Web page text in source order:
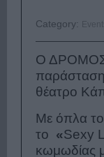
Category:
Ο ΔΡΟΜΟΣ
θέατρο
Με όπλα το
το «Sexy
κωμωδίας